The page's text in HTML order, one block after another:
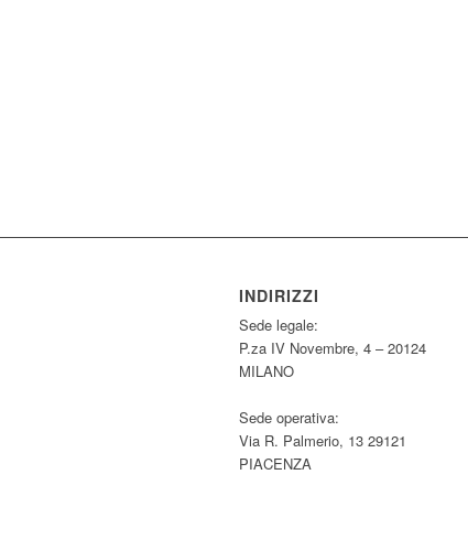
INDIRIZZI
Sede legale:
P.za IV Novembre, 4 – 20124
MILANO
Sede operativa:
Via R. Palmerio, 13 29121
PIACENZA